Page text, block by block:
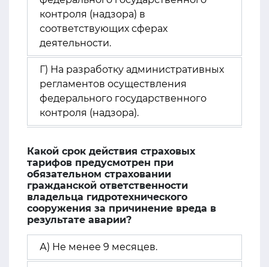
контроля (надзора) в
соответствующих сферах
деятельности.
Г) На разработку административных
регламентов осуществления
федерального государственного
контроля (надзора).
Какой срок действия страховых
тарифов предусмотрен при
обязательном страховании
гражданской ответственности
владельца гидротехнического
сооружения за причинение вреда в
результате аварии?
А) Не менее 9 месяцев.